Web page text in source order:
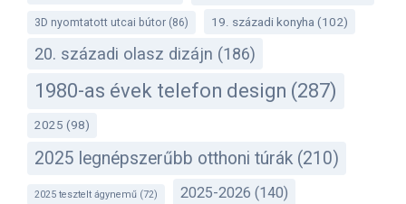
3D nyomtatott utcai bútor (86) 19. századi konyha (102)
20. századi olasz dizájn (186)
1980-as évek telefon design (287)
2025 (98)
2025 legnépszerűbb otthoni túrák (210)
2025 tesztelt ágynemű (72) 2025-2026 (140)